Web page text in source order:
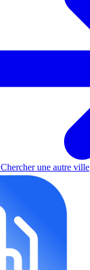
Chercher une autre ville